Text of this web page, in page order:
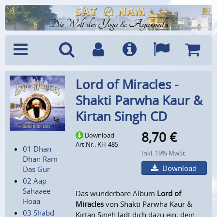
Die Welt des Yoga & Ayurveda
Menü Suche Benutzerkonto
Info Sprachen
01 Dhan
Dhan Ram
Das Gur
02 Aap
Sahaaee
Hoaa
03 Shabd
Lord of Miracles -
Shakti Parwha Kaur &
Kirtan Singh CD
Download
Art.Nr.: KH-485
8,70 €
Inkl. 19% MwSt.
Download
Das wunderbare Album Lord of
Miracles von Shakti Parwha Kaur &
Kirtan Singh lädt dich dazu ein, dein